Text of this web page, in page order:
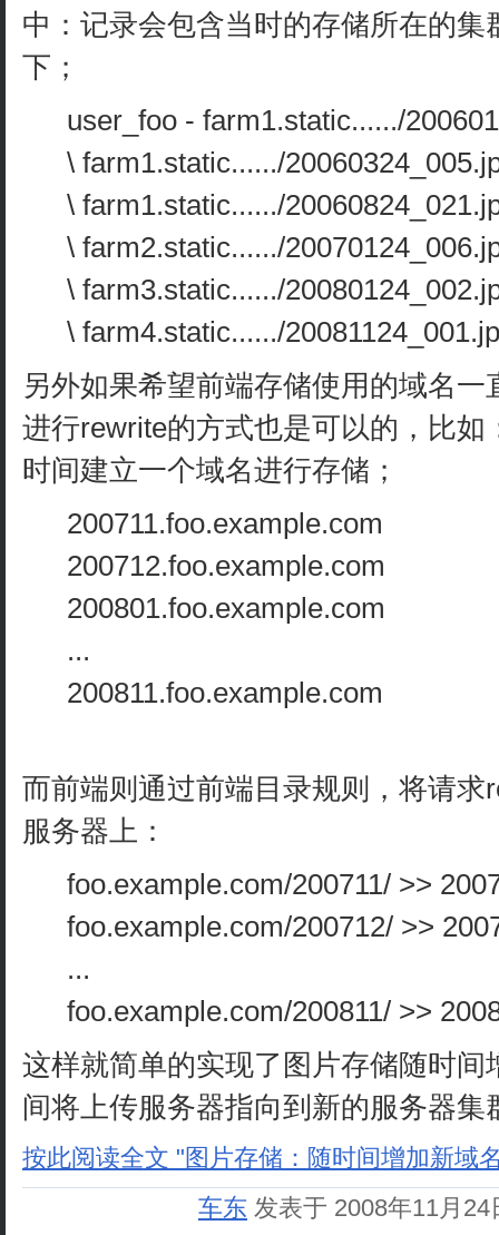
中：记录会包含当时的存储所在的
下；
user_foo - farm1.static....../
\ farm1.static....../
\ farm1.static....../
\ farm2.static....../
\ farm3.static....../
\ farm4.static....../
另外如果希望前端存储使用的域名
进行rewrite的方式也是可以的，比
时间建立一个域名进行存储；
200711.foo.example.com
200712.foo.example.com
200801.foo.example.com
...
200811.foo.example.com
而前端则通过前端目录规则，将请
服务器上：
foo.example.com/200711/ >>
foo.example.com/200712/ >>
...
foo.example.com/200811/ >>
这样就简单的实现了图片存储随时
间将上传服务器指向到新的服务器集
按此阅读全文 "图片存储：随时间增加新域
车东 发表于 2008年11月